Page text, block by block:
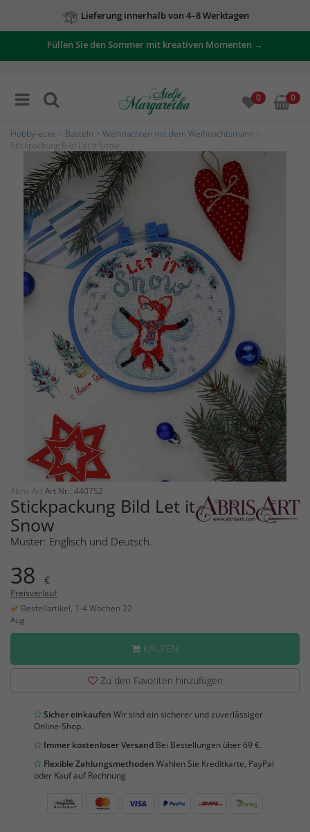
Lieferung innerhalb von 4–8 Werktagen
Füllen Sie den Sommer mit kreativen Momenten →
0 0
Hobby-ecke Basteln Weihnachten mit dem Weihnachtsmann
Stickpackung Bild Let it Snow
Abris Art Art.Nr.: 440752
Stickpackung Bild Let it
Snow
Muster: Englisch und Deutsch.
38 €
Preisverlauf
Bestellartikel, 1-4 Wochen 22
Aug
KAUFEN
Zu den Favoriten hinzufügen
Sicher einkaufen Wir sind ein sicherer und zuverlässiger
Online-Shop.
Immer kostenloser Versand Bei Bestellungen über 69 €.
Flexible Zahlungsmethoden Wählen Sie Kreditkarte, PayPal
oder Kauf auf Rechnung